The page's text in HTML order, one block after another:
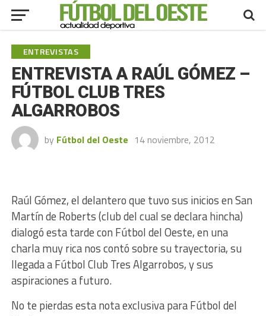
ENTREVISTAS
ENTREVISTA A RAÚL GÓMEZ –
FÚTBOL CLUB TRES
ALGARROBOS
by Fútbol del Oeste 14 noviembre, 2012
Raúl Gómez, el delantero que tuvo sus inicios en San
Martín de Roberts (club del cual se declara hincha)
dialogó esta tarde con Fútbol del Oeste, en una
charla muy rica nos contó sobre su trayectoria, su
llegada a Fútbol Club Tres Algarrobos, y sus
aspiraciones a futuro.
No te pierdas esta nota exclusiva para Fútbol del